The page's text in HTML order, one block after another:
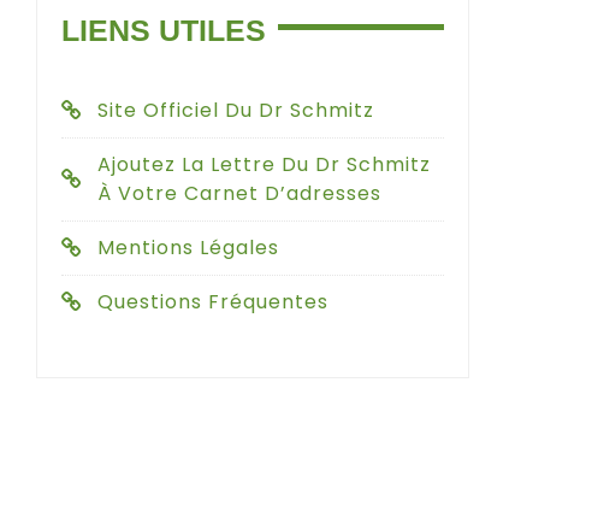
LIENS UTILES
Site Officiel Du Dr Schmitz
Ajoutez La Lettre Du Dr Schmitz
À Votre Carnet D’adresses
Mentions Légales
Questions Fréquentes